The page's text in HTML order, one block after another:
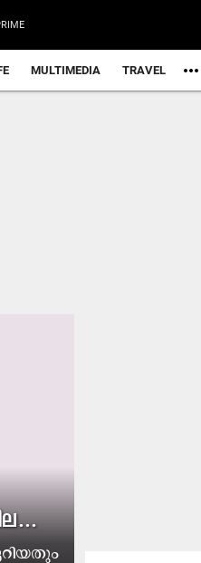
MULTIMEDIA TRAVEL